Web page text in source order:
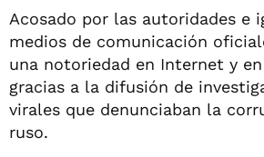
Acosado por las autoridades e
medios de comunicación
una notoriedad en Internet y
gracias a la difusión de
virales que denunciaban la
ruso.